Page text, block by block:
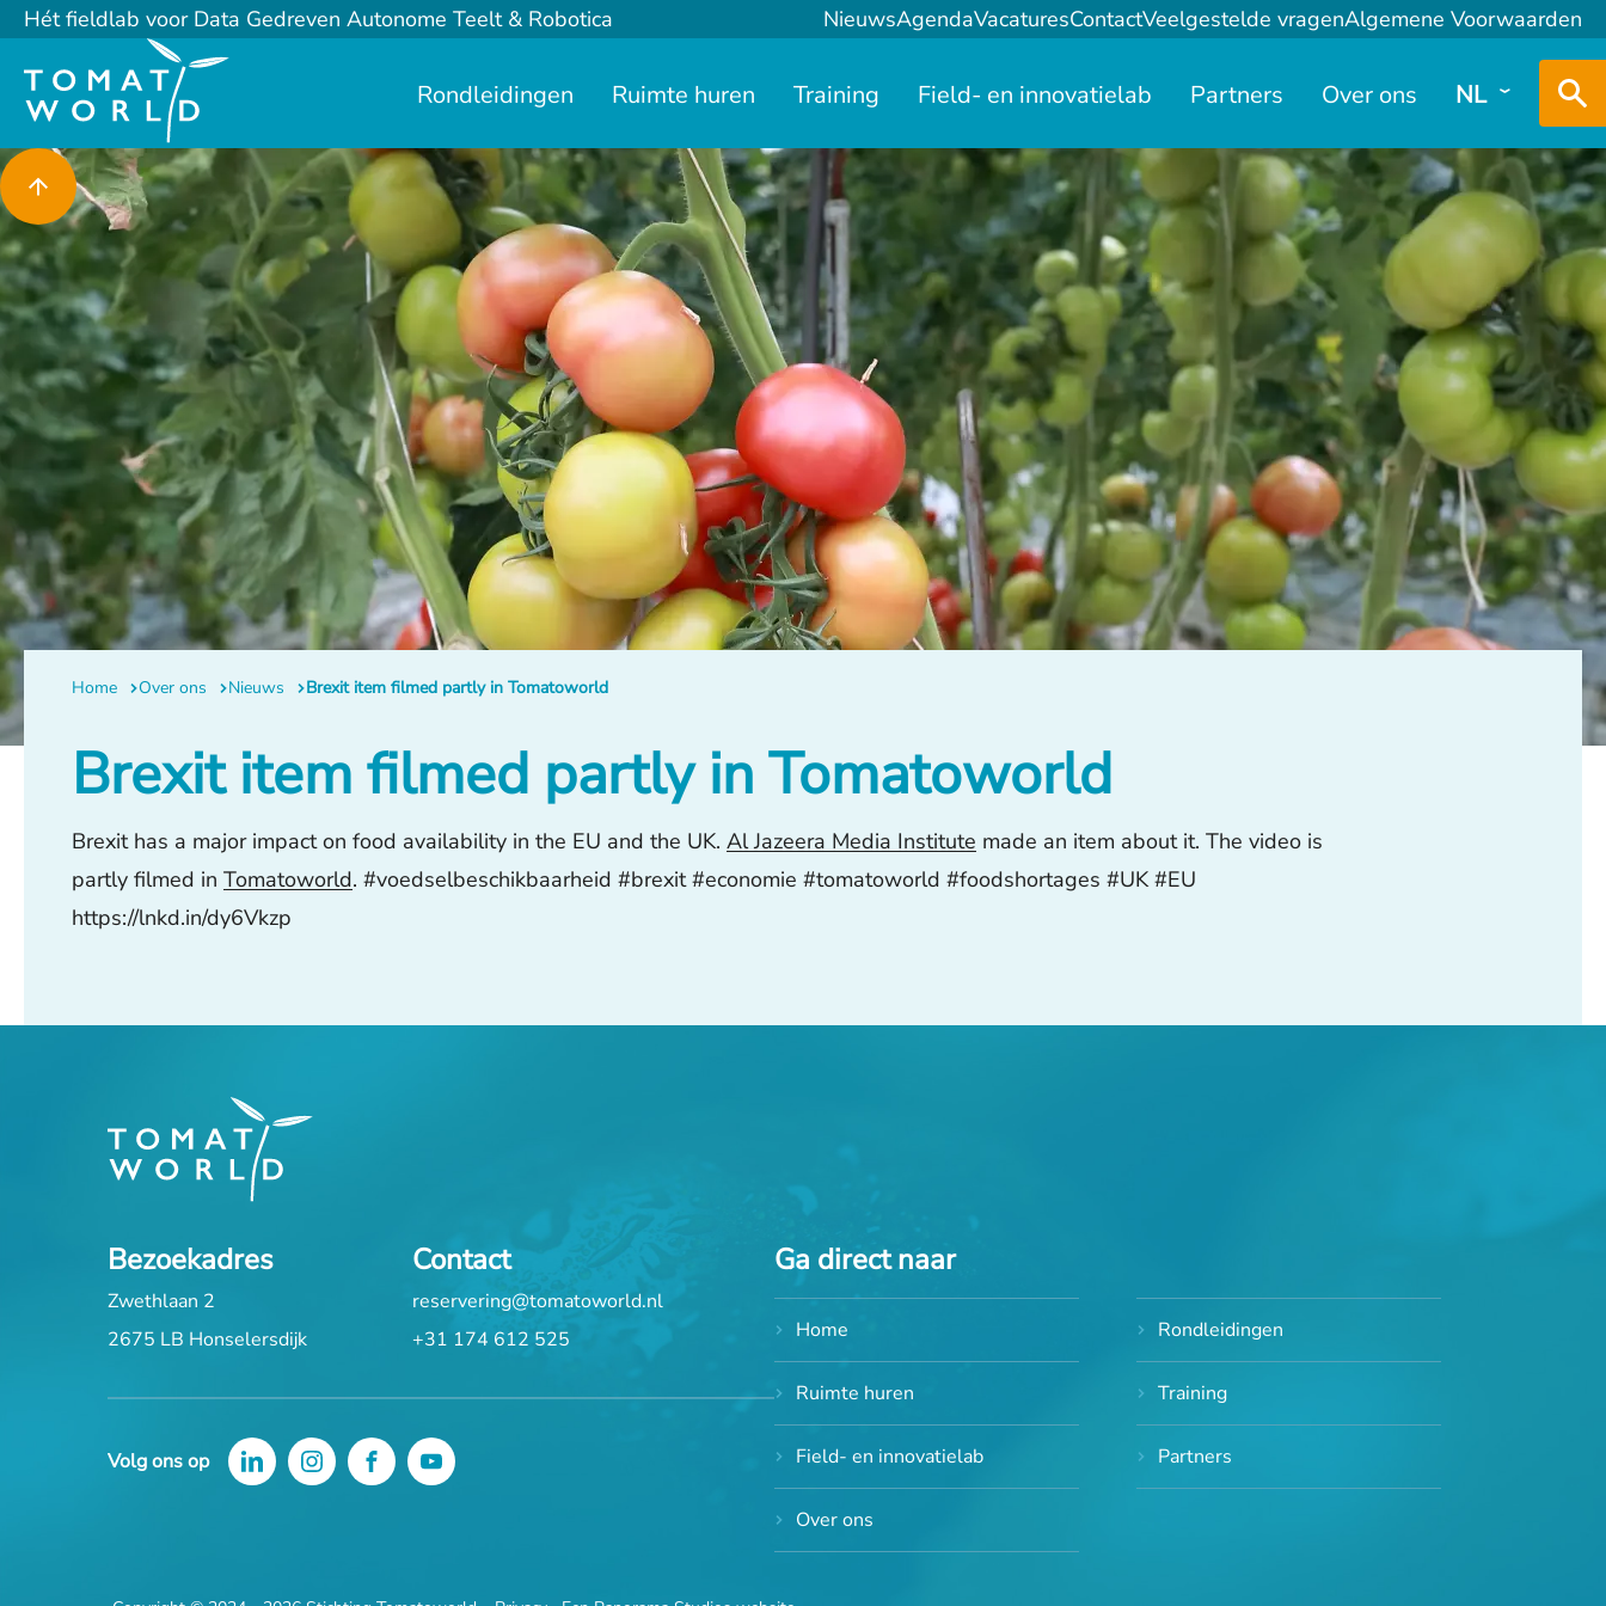
Hét fieldlab voor Data Gedreven Autonome Teelt & Robotica NieuwsAgendaVacaturesContactVeelgestelde vragenAlgemene Voorwaarden
Rondleidingen Ruimte huren Training Field- en innovatielab Partners Over ons NL
Home Over ons Nieuws Brexit item filmed partly in Tomatoworld
Brexit item filmed partly in Tomatoworld
Brexit has a major impact on food availability in the EU and the UK. Al Jazeera Media Institute made an item about it. The video is
partly filmed in Tomatoworld. #voedselbeschikbaarheid #brexit #economie #tomatoworld #foodshortages #UK #EU
https://lnkd.in/dy6Vkzp
Bezoekadres
Zwethlaan 2
2675 LB Honselersdijk
Contact
reservering@tomatoworld.nl
+31 174 612 525
Volg ons op
Ga direct naar
Home Rondleidingen
Ruimte huren Training
Field- en innovatielab Partners
Over ons